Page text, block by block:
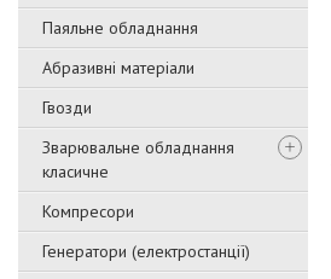
Паяльне обладнання
Абразивні матеріали
Гвозди
Зварювальне обладнання
класичне
Компресори
Генератори (електростанції)